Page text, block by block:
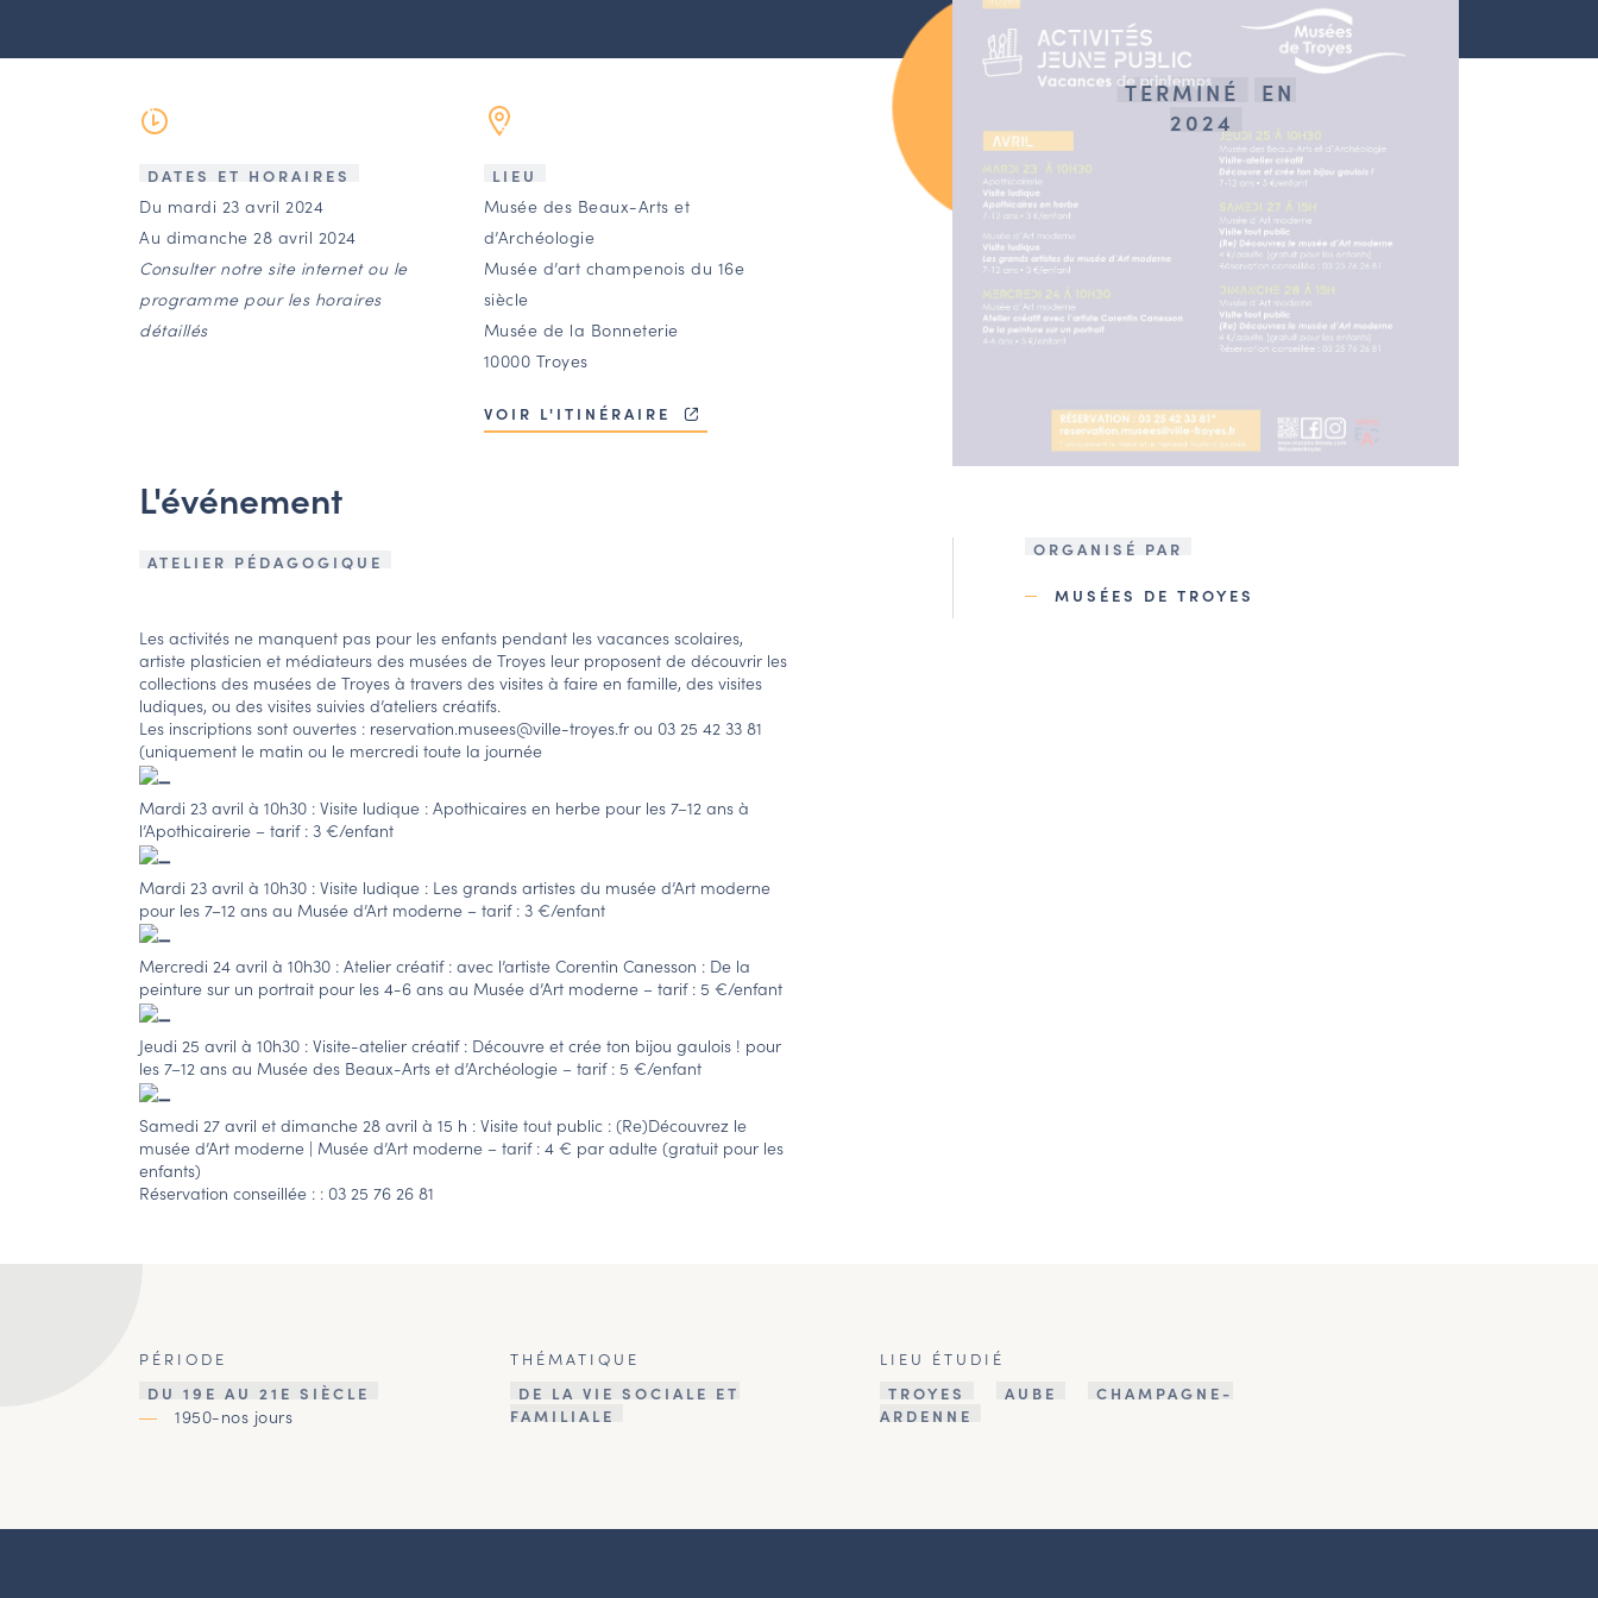
DATES ET HORAIRES
Du mardi 23 avril 2024
Au dimanche 28 avril 2024
Consulter notre site internet ou le
programme pour les horaires
détaillés
LIEU
Musée des Beaux-Arts et
d’Archéologie
Musée d’art champenois du 16e
siècle
Musée de la Bonneterie
10000 Troyes
VOIR L'ITINÉRAIRE
L'événement
ATELIER PÉDAGOGIQUE
Les activités ne manquent pas pour les enfants pendant les vacances scolaires,
artiste plasticien et médiateurs des musées de Troyes leur proposent de découvrir les
collections des musées de Troyes à travers des visites à faire en famille, des visites
ludiques, ou des visites suivies d’ateliers créatifs.
Les inscriptions sont ouvertes : reservation.musees@ville-troyes.fr ou 03 25 42 33 81
(uniquement le matin ou le mercredi toute la journée
Mardi 23 avril à 10h30 : Visite ludique : Apothicaires en herbe pour les 7–12 ans à
l’Apothicairerie – tarif : 3 €/enfant
Mardi 23 avril à 10h30 : Visite ludique : Les grands artistes du musée d’Art moderne
pour les 7–12 ans au Musée d’Art moderne – tarif : 3 €/enfant
Mercredi 24 avril à 10h30 : Atelier créatif : avec l’artiste Corentin Canesson : De la
peinture sur un portrait pour les 4-6 ans au Musée d’Art moderne – tarif : 5 €/enfant
Jeudi 25 avril à 10h30 : Visite-atelier créatif : Découvre et crée ton bijou gaulois ! pour
les 7–12 ans au Musée des Beaux-Arts et d’Archéologie – tarif : 5 €/enfant
Samedi 27 avril et dimanche 28 avril à 15 h : Visite tout public : (Re)Découvrez le
musée d’Art moderne | Musée d’Art moderne – tarif : 4 € par adulte (gratuit pour les
enfants)
Réservation conseillée : : 03 25 76 26 81
TERMINÉ
EN
2024
ORGANISÉ PAR
MUSÉES DE TROYES
PÉRIODE
DU 19E AU 21E SIÈCLE
1950-nos jours
THÉMATIQUE
DE LA VIE SOCIALE ET
FAMILIALE
LIEU ÉTUDIÉ
TROYES
AUBE
CHAMPAGNE-
ARDENNE